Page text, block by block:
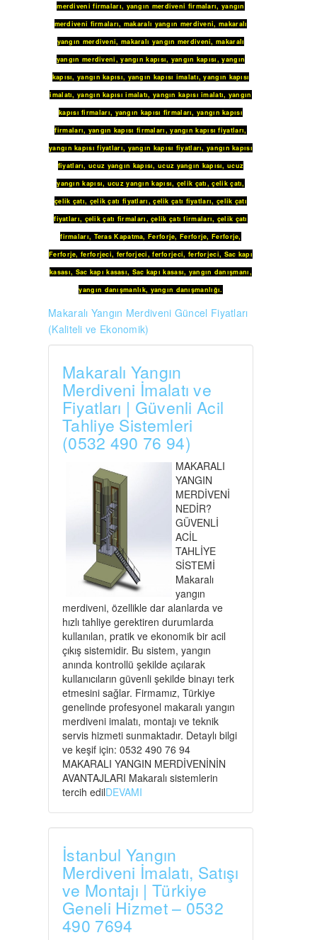
merdiveni firmaları, yangın merdiveni firmaları, yangın
merdiveni firmaları, makaralı yangın merdiveni,makaralı
yangın merdiveni, makaralı yangın merdiveni,makaralı
yangın merdiveni,yangın kapısı, yangın kapısı,yangın
kapısı,yangın kapısı, yangın kapısı imalatı,yangın kapısı
imalatı,yangın kapısı imalatı, yangın kapısı imalatı, yangın
kapısı firmaları, yangın kapısı firmaları,yangın kapısı
firmaları, yangın kapısı firmaları,yangın kapısı fiyatları,
yangın kapısı fiyatları, yangın kapısı fiyatları,yangın kapısı
fiyatları,ucuz yangın kapısı,ucuz yangın kapısı,ucuz
yangın kapısı, ucuz yangın kapısı, çelik çatı,çelik çatı,
çelik çatı, çelik çatı fiyatları,çelik çatı fiyatları, çelik çatı
fiyatları, çelik çatı firmaları,çelik çatı firmaları, çelik çatı
firmaları, Teras Kapatma,Ferforje,Ferforje,Ferforje,
Ferforje,ferforjeci, ferforjeci,ferforjeci, ferforjeci, Sac kapı
kasası, Sac kapı kasası, Sac kapı kasası, yangın danışmanı,
yangın danışmanlık, yangın danışmanlığı.
Makaralı Yangın Merdiveni Güncel Fiyatları
(Kaliteli ve Ekonomik)
Makaralı Yangın
Merdiveni İmalatı ve
Fiyatları | Güvenli Acil
Tahliye Sistemleri
(0532 490 76 94)
MAKARALI
YANGIN
MERDİVENİ
NEDİR?
GÜVENLİ
ACİL
TAHLİYE
SİSTEMİ
Makaralı
yangın
merdiveni, özellikle dar alanlarda ve
hızlı tahliye gerektiren durumlarda
kullanılan, pratik ve ekonomik bir acil
çıkış sistemidir. Bu sistem, yangın
anında kontrollü şekilde açılarak
kullanıcıların güvenli şekilde binayı terk
etmesini sağlar. Firmamız, Türkiye
genelinde profesyonel makaralı yangın
merdiveni imalatı, montajı ve teknik
servis hizmeti sunmaktadır. Detaylı bilgi
ve keşif için: 0532 490 76 94
MAKARALI YANGIN MERDİVENİNİN
AVANTAJLARI Makaralı sistemlerin
tercih edilDEVAMI
İstanbul Yangın
Merdiveni İmalatı, Satışı
ve Montajı | Türkiye
Geneli Hizmet – 0532
490 7694